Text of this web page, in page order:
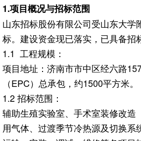
1.项目概况与招标范围
山东招标股份有限公司受山东大
标。建设资金现已落实，已具备招
1.1 工程规模：
项目地址：济南市市中区经六路
（EPC）总承包，约1500平方米。
1.2 招标范围：
辅助生殖实验室、手术室装修改
用气体、过渡季节冷热源及切换